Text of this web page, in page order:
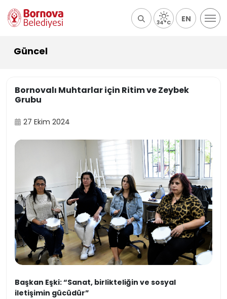
34°C EN
Güncel
Bornovalı Muhtarlar için Ritim ve Zeybek
Grubu
27 Ekim 2024
Başkan Eşki: “Sanat, birlikteliğin ve sosyal
iletişimin gücüdür”